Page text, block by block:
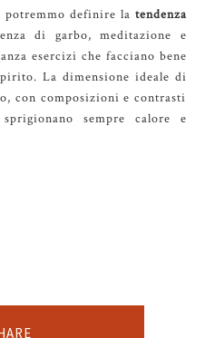
definire la tendenza
di garbo, meditazione e
esercizi che facciano bene
La dimensione ideale di
con composizioni e contrasti
sempre calore e